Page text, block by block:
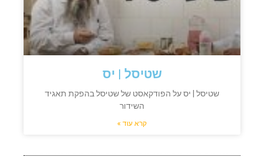
שטיסל | יס
שטיסל | יס על הפודקאסט של שטיסל בהפקת תאגיד
השידור
קרא עוד »